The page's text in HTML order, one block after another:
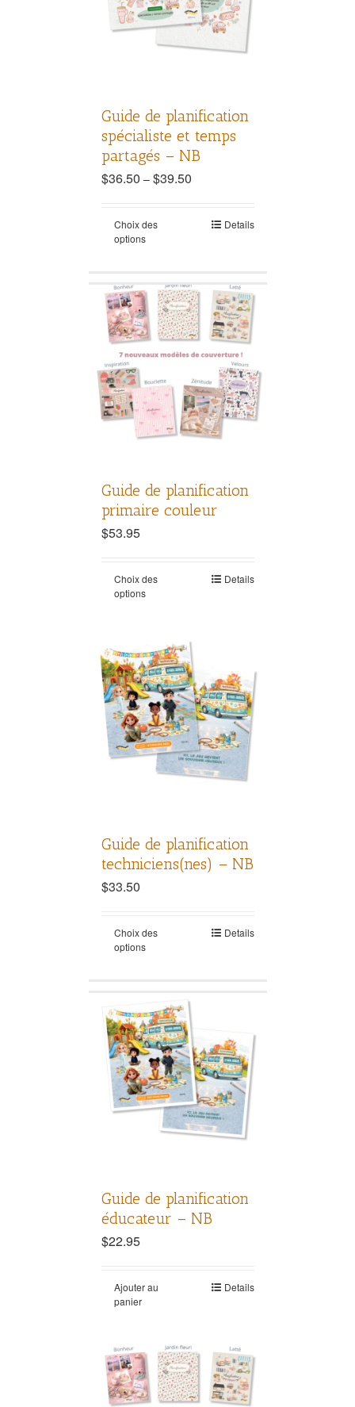
Guide de planification
spécialiste et temps
partagés – NB
$36.50 – $39.50
Choix des
options
Details
Guide de planification
primaire couleur
$53.95
Choix des
options
Details
Guide de planification
techniciens(nes) – NB
$33.50
Choix des
options
Details
Guide de planification
éducateur – NB
$22.95
Ajouter au
panier
Details